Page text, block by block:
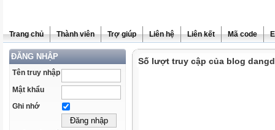
Trang chủ Thành viên Trợ giúp Liên hệ Liên kết Mã code
ĐĂNG NHẬP
Tên truy nhập
Mật khẩu
Ghi nhớ
Số lượt truy cập của blog